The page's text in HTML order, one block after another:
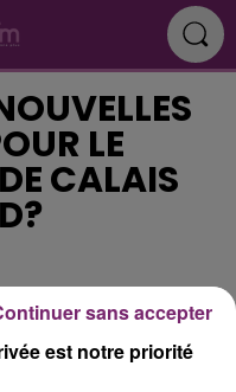
LE
CALAIS
est notre priorité
sans accepter